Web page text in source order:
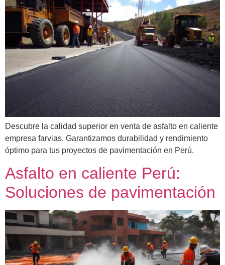
Descubre la calidad superior en venta de asfalto en caliente
empresa farvias. Garantizamos durabilidad y rendimiento
óptimo para tus proyectos de pavimentación en Perú.
Asfalto en caliente Perú:
Soluciones de pavimentación